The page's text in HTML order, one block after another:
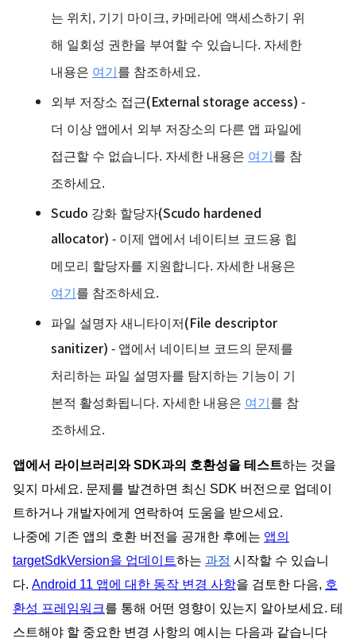
는 위치, 기기 마이크, 카메라에 액세스하기 위
해 일회성 권한을 부여할 수 있습니다. 자세한
내용은 여기 를 참조하세요.
외부 저장소 접근(External storage access) -
더 이상 앱에서 외부 저장소의 다른 앱 파일에
접근할 수 없습니다. 자세한 내용은 여기 를 참
조하세요.
Scudo 강화 할당자(Scudo hardened
allocator) - 이제 앱에서 네이티브 코드용 힙
메모리 할당자를 지원합니다. 자세한 내용은
여기 를 참조하세요.
파일 설명자 새니타이저(File descriptor
sanitizer) - 앱에서 네이티브 코드의 문제를
처리하는 파일 설명자를 탐지하는 기능이 기
본적 활성화됩니다. 자세한 내용은 여기 를 참
조하세요.
앱에서 라이브러리와 SDK과의 호환성을 테스트하는 것을
잊지 마세요. 문제를 발견하면 최신 SDK 버전으로 업데이
트하거나 개발자에게 연락하여 도움을 받으세요.
나중에 기존 앱의 호환 버전을 공개한 후에는 앱의
targetSdkVersion을 업데이트하는 과정 시작할 수 있습니
다. Android 11 앱에 대한 동작 변경 사항을 검토한 다음, 호
환성 프레임워크를 통해 어떤 영향이 있는지 알아보세요. 테
스트해야 할 중요한 변경 사항의 예시는 다음과 같습니다